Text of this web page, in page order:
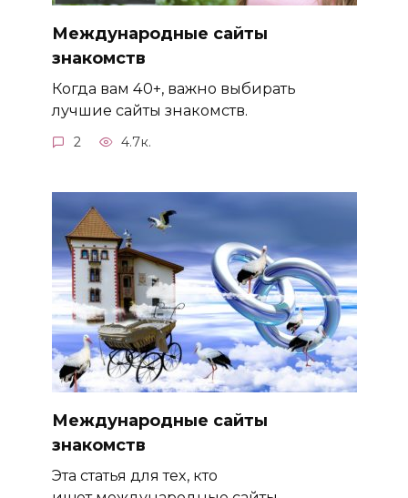
Международные сайты
знакомств
Когда вам 40+, важно выбирать
лучшие сайты знакомств.
2 4.7к.
Международные сайты
знакомств
Эта статья для тех, кто